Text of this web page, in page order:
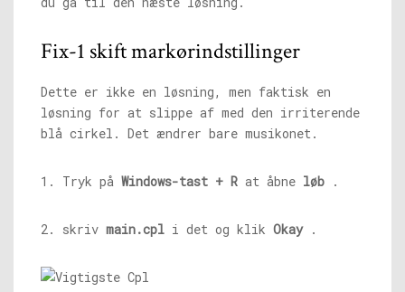
Fix-1 skift markørindstillinger
Dette er ikke en løsning, men faktisk en
løsning for at slippe af med den irriterende
blå cirkel. Det ændrer bare musikonet.
1. Tryk på Windows-tast + R at åbne løb .
2. skriv main.cpl i det og klik Okay.